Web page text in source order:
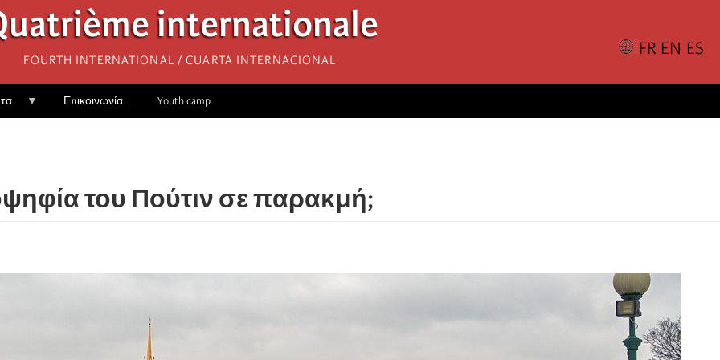
internationale
Fourth International / Cuarta Internacional
Επικοινωνία Youth camp
του Πούτιν σε παρακμή;